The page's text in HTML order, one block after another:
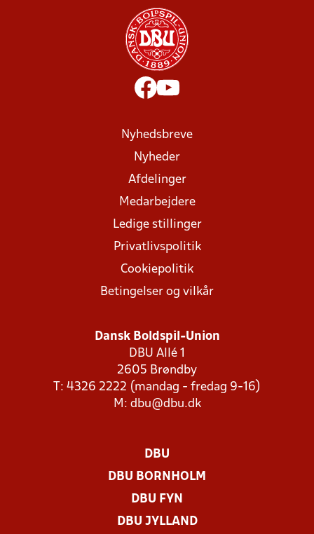
Nyhedsbreve
Nyheder
Afdelinger
Medarbejdere
Ledige stillinger
Privatlivspolitik
Cookiepolitik
Betingelser og vilkår
Dansk Boldspil-Union
DBU Allé 1
2605 Brøndby
T: 4326 2222 (mandag - fredag 9-16)
M: dbu@dbu.dk
DBU
DBU BORNHOLM
DBU FYN
DBU JYLLAND